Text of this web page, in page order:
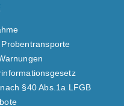
§40 Abs.1a LFGB